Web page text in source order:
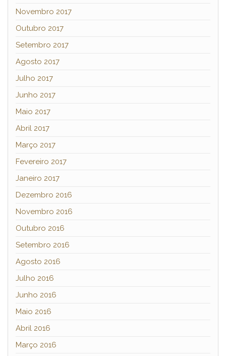
Novembro 2017
Outubro 2017
Setembro 2017
Agosto 2017
Julho 2017
Junho 2017
Maio 2017
Abril 2017
Março 2017
Fevereiro 2017
Janeiro 2017
Dezembro 2016
Novembro 2016
Outubro 2016
Setembro 2016
Agosto 2016
Julho 2016
Junho 2016
Maio 2016
Abril 2016
Março 2016